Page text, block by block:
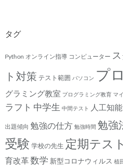
タグ
Python オンライン指導 コンピューター
ト対策 テスト範囲 パソコン プ
グラミング教室 プログラミング教育 マ
ラフト 中学生 中間テスト 人工知能
出題傾向 勉強の仕方 勉強時間 勉強
受験 学校の先生 定期テスト
育改革 数学 新型コロナウィルス 植